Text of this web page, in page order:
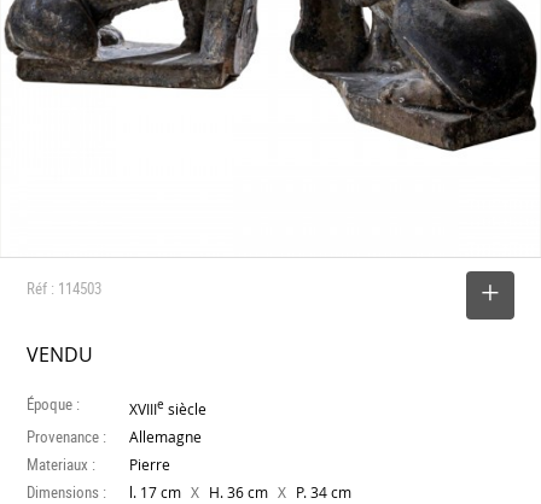
Réf : 114503
VENDU
Époque : XVIIIe siècle
Provenance : Allemagne
Materiaux : Pierre
Dimensions : l. 17 cm X H. 36 cm X P. 34 cm